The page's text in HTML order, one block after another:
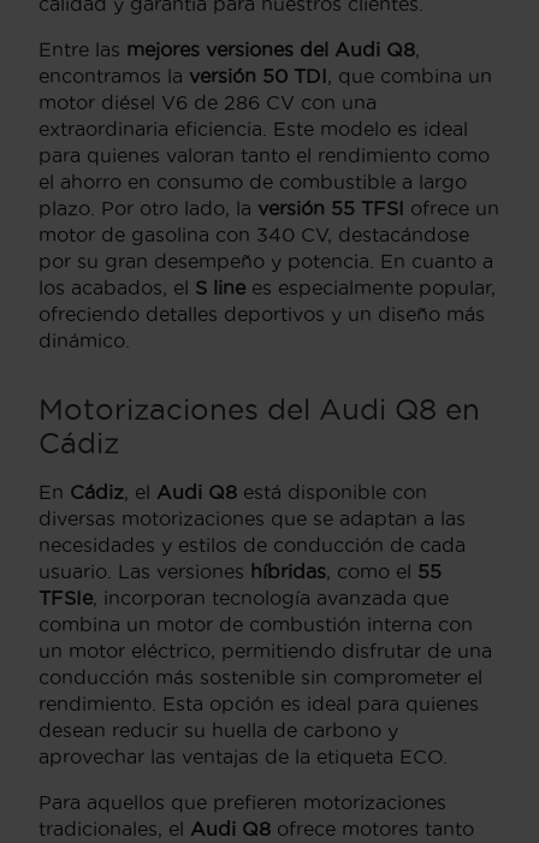
Entre las mejores versiones del Audi Q8,
encontramos la versión 50 TDI, que combina un
motor diésel V6 de 286 CV con una
extraordinaria eficiencia. Este modelo es ideal
para quienes valoran tanto el rendimiento como
el ahorro en consumo de combustible a largo
plazo. Por otro lado, la versión 55 TFSI ofrece un
motor de gasolina con 340 CV, destacándose
por su gran desempeño y potencia. En cuanto a
los acabados, el S line es especialmente popular,
ofreciendo detalles deportivos y un diseño más
dinámico.
Motorizaciones del Audi Q8 en
Cádiz
En Cádiz, el Audi Q8 está disponible con
diversas motorizaciones que se adaptan a las
necesidades y estilos de conducción de cada
usuario. Las versiones híbridas, como el 55
TFSIe, incorporan tecnología avanzada que
combina un motor de combustión interna con
un motor eléctrico, permitiendo disfrutar de una
conducción más sostenible sin comprometer el
rendimiento. Esta opción es ideal para quienes
desean reducir su huella de carbono y
aprovechar las ventajas de la etiqueta ECO.
Para aquellos que prefieren motorizaciones
tradicionales, el Audi Q8 ofrece motores tanto